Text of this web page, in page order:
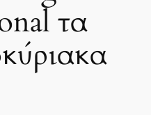
τα